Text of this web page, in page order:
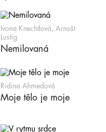
Ivona Knechtlová, Arnošt
Lustig
Nemilovaná
Ridina Ahmedová
Moje tělo je moje